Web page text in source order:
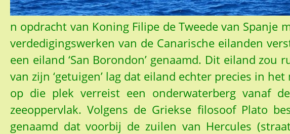
n opdracht van Koning Filipe de Tweede van
verdedigingswerken van de Canarische eilanden
een eiland ‘San Borondon’ genaamd. Dit eiland
van zijn ‘getuigen’ lag dat eiland echter precies in
op die plek verreist een onderwaterberg vanaf
zeeoppervlak. Volgens de Griekse filosoof Plato
genaamd dat voorbij de zuilen van Hercules